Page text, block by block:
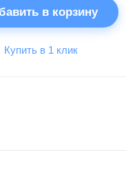
в корзину
Купить в 1 клик